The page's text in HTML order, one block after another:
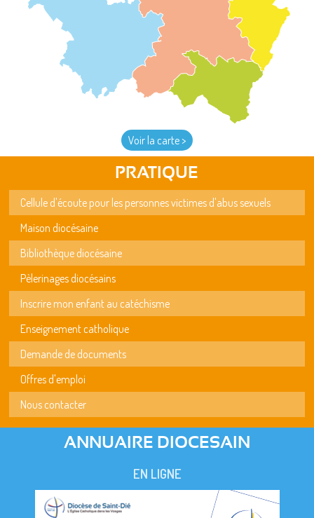
Voir la carte >
PRATIQUE
Cellule d'écoute pour les personnes victimes d'abus sexuels
Maison diocésaine
Bibliothèque diocésaine
Pèlerinages diocésains
Inscrire mon enfant au catéchisme
Enseignement catholique
Demande de documents
Offres d'emploi
Nous contacter
ANNUAIRE DIOCESAIN
EN LIGNE